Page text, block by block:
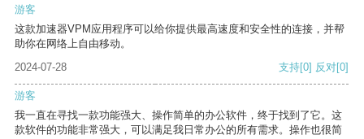
游客
这款加速器VPM应用程序可以给你提供最高速度和安全性的连接，并帮
助你在网络上自由移动。
2024-07-28
支持[0] 反对[0]
游客
我一直在寻找一款功能强大、操作简单的办公软件，终于找到了它。这
款软件的功能非常强大，可以满足我日常办公的所有需求。操作也很简